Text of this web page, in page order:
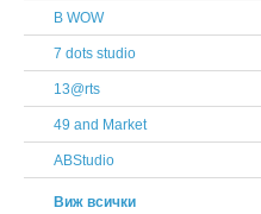
B WOW
7 dots studio
13@rts
49 and Market
ABStudio
Виж всички